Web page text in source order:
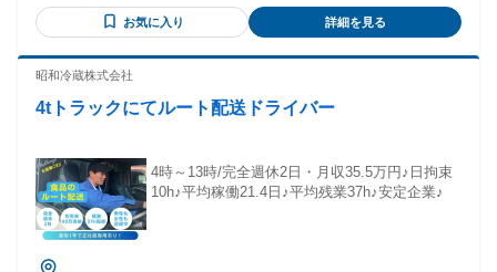
迎します。 ━━━━━━━━━━━━ ▶給与
━━━━━━━━━━━━ ⚫︎月給45万円～60万円 経験・能
力・担当コースを考慮し、給与を決定します。
━━━━━━━━━━━━ ▶頑張りはしっかり還元
━━━━━━━━━━━━ 日々の取り組みや仕事への姿勢も
評価し、安心して長く働ける環境づくりを大切にしていま
を目指したい」 そんな想いに応えられる給与体系をご用意し
ています。 ━━━━━━━━━━━━ ▶充実の待遇
━━━━━━━━━━━━ ⚫︎賞与年2回（実績0.5ヶ月分） ⚫︎
各種手当支給 ⚫︎入社お祝い金あり ⚫︎社会保険完備 経験を活か
して、さらに上を目指したい方へ。 納得できる収入と働きや
━━━━━━━━━━━━ ▶応募資格
━━━━━━━━━━━━ ⚫︎大型自動車免許をお持ちの方 ⚫︎
経験や運行スキルを活かし、即戦力としてご活躍いただける
方を歓迎します ━━━━━━━━━━━━ ▼今より収入を上
を心がけ、責任感を持って仕事に取り組める ▼チームワーク
を大切にできる ━━━━━━━━━━━━ ▶あなたの経験が
会社の力になります ━━━━━━━━━━━━ 新しい会社だ
からこそ、現場の声を大切にしています。 「もっとこうした
お気に入り 詳細を見る
昭和冷蔵株式会社
4tトラックにてルート配送ドライバー
4時～13時/完全週休2日・月収35.5万円♪日拘束
10h♪平均稼働21.4日♪平均残業37h♪安定企業♪